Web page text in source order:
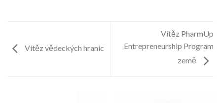
Vítěz vědeckých hranic
Vítěz PharmUp
Entrepreneurship Program
země